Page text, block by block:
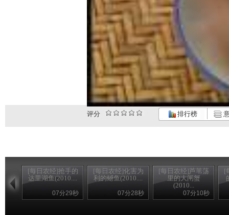
评分 排行榜
[每日农经]抢手的
达里湖鱼(2010....
07分29秒
[每日农经]化害为
利的鳡鱼(2010....
07分28秒
[每日农经]芦苇荡
里的大闸蟹
(2010...
07分10秒
[